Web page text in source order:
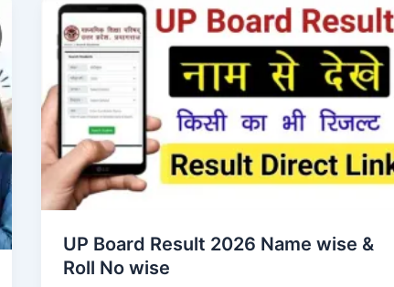
UP Board Result 2026 Name wise &
Roll No wise